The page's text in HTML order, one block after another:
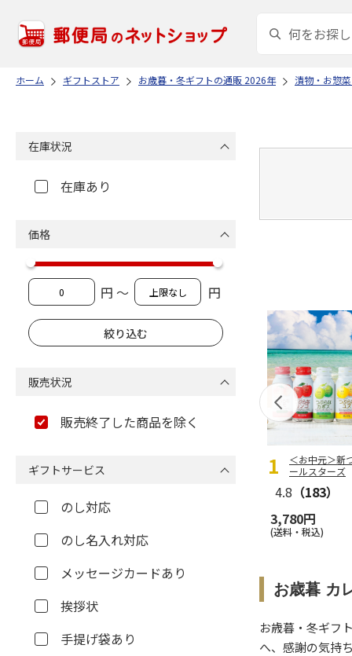
ホーム ギフトストア お歳暮・冬ギフトの通販 2026年 漬物・お惣
＜お中元＞新
ールスターズ
4.8 （183）
3,780円
(送料・税込)
お歳暮 カ
お歳暮・冬ギフ
へ、感謝の気持
在庫状況
在庫あり
価格
円 ～ 円
販売状況
販売終了した商品を除く
ギフトサービス
のし対応
のし名入れ対応
メッセージカードあり
挨拶状
手提げ袋あり